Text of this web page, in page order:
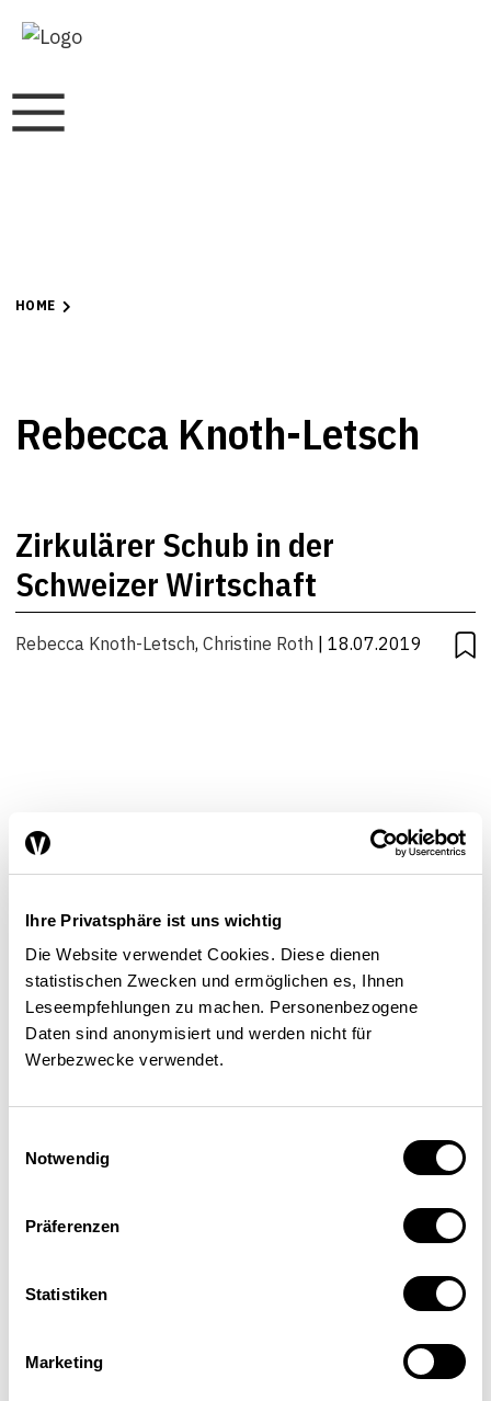
Ihre Privatsphäre ist uns wichtig
Die Website verwendet Cookies. Diese dienen
statistischen Zwecken und ermöglichen es, Ihnen
Leseempfehlungen zu machen. Personenbezogene
Daten sind anonymisiert und werden nicht für
Werbezwecke verwendet.
Notwendig
Präferenzen
Statistiken
Marketing
HOME
Rebecca Knoth-Letsch
Zirkulärer Schub in der
Schweizer Wirtschaft
Rebecca Knoth-Letsch, Christine Roth | 18.07.2019
Verantwortliche Umweltpolitik, Dachverband der